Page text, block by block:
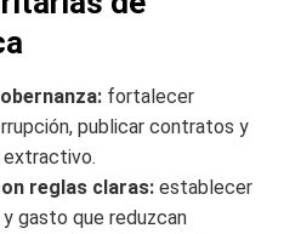
fortalecer
publicar contratos y
reglas claras: establecer
gasto que reduzcan